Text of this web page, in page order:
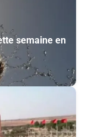
semaine en